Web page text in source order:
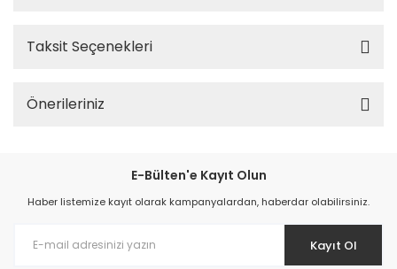
Taksit Seçenekleri
Önerileriniz
E-Bülten'e Kayıt Olun
Haber listemize kayıt olarak kampanyalardan, haberdar olabilirsiniz.
Kayıt Ol